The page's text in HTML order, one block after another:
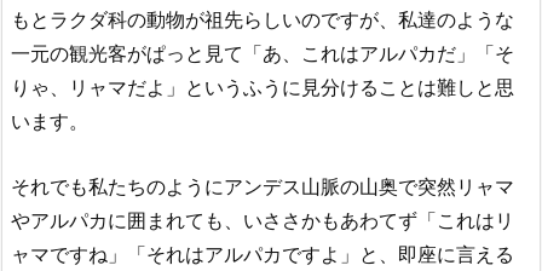
もとラクダ科の動物が祖先らしいのですが、私達のような
一元の観光客がぱっと見て 「あ、これはアルパカだ」「そ
りゃ、リャマだよ」 というふうに見分けることは難しと思
います。
それでも私たちのようにアンデス山脈の山奥で突然リャマ
やアルパカに囲まれても、いささかもあわてず「これはリ
ャマですね」「それはアルパカですよ」と、即座に言える